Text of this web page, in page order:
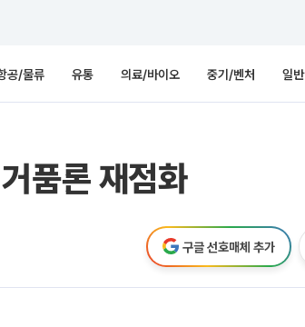
공/물류 유통 의료/바이오 중기/벤처 일반
품론 재점화
구글 선호매체 추가